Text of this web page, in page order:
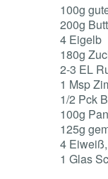
100g
200g
4 Eigelb
180g
2-3 EL
1 Msp
1/2 Pck
100g
125g
4
1 Glas